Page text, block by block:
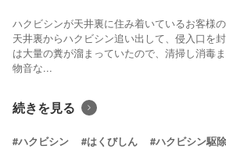
ハクビシンが天井裏に住み着いているお客様
天井裏からハクビシン追い出して、侵入口を
は大量の糞が溜まっていたので、清掃し消毒
物音な...
続きを見る
#ハクビシン #はくびしん #ハクビシン駆除